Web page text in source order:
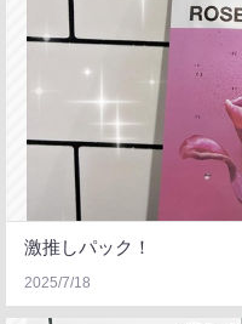
激推しパック！
2025/7/18